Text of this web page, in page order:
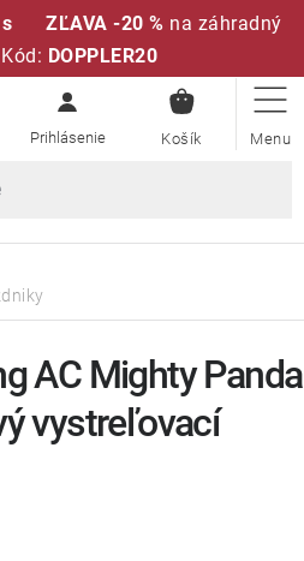
ZĽAVA -20 % na záhradný
DOPPLER20
KOŠÍK
AC Mighty Panda
vystreľovací